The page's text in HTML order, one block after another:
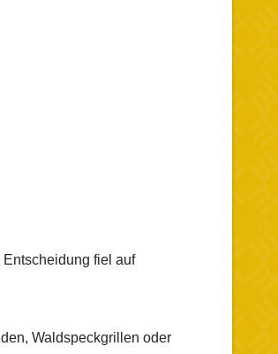
fiel auf
Waldspeckgrillen oder